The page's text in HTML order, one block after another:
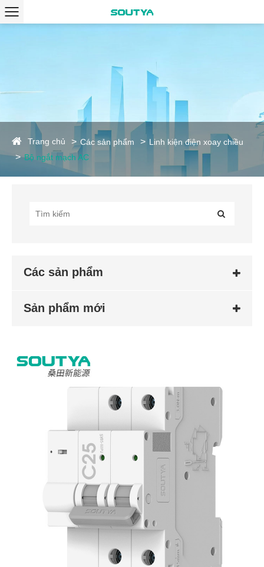
Trang chủ Các sản phẩm
Linh kiện điện xoay chiều
Bộ ngắt mạch AC
Các sản phẩm
Sản phẩm mới